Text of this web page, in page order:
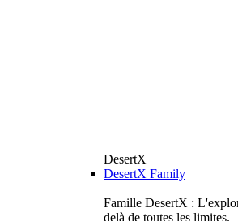
DesertX
DesertX Family
Famille DesertX :
delà de toutes les limites.